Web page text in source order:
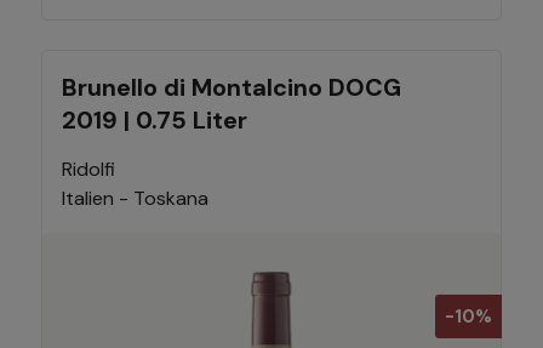
Brunello di Montalcino DOCG
2019 | 0.75 Liter
Ridolfi
Italien - Toskana
-10%